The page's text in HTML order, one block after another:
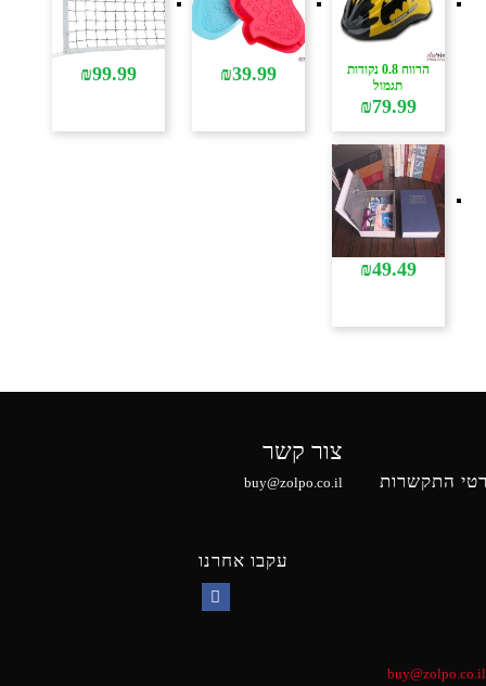
הרווח 0.8 נקודות
תגמול
₪79.99
₪39.99
₪99.99
₪49.49
התקשרות
צור קשר
buy@zolpo.co.il
עקבו אחרנו
buy@zolpo.co.il